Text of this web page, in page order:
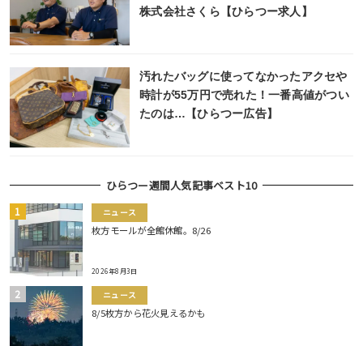
株式会社さくら【ひらつー求人】
汚れたバッグに使ってなかったアクセや
時計が55万円で売れた！一番高値がつい
たのは…【ひらつー広告】
ひらつー週間人気記事ベスト10
ニュース
枚方モールが全館休館。8/26
2026年8月3日
ニュース
8/5枚方から花火見えるかも